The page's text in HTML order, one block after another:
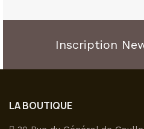
Inscription
LA BOUTIQUE